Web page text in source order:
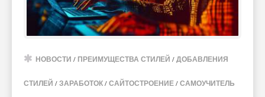
НОВОСТИ / ПРЕИМУЩЕСТВА СТИЛЕЙ / ДОБАВЛЕНИЯ
СТИЛЕЙ / ЗАРАБОТОК / САЙТОСТРОЕНИЕ / САМОУЧИТЕЛЬ